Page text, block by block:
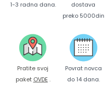
1-3 radna dana.
dostava
preko 5000din
Pratite svoj
paket OVDE .
Povrat novca
do 14 dana.